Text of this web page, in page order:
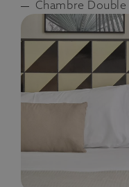
Chambre Double